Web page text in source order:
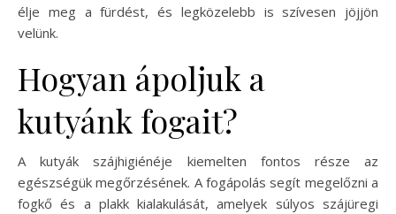
élje meg a fürdést, és legközelebb is szívesen jöjjön
velünk.
Hogyan ápoljuk a
kutyánk fogait?
A kutyák szájhigiénéje kiemelten fontos része az
egészségük megőrzésének. A fogápolás segít megelőzni a
fogkő és a plakk kialakulását, amelyek súlyos szájüregi